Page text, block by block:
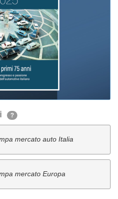
?
mercato auto Italia
mercato Europa